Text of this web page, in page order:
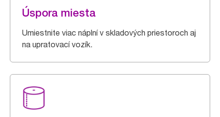
Úspora miesta
Umiestnite viac náplní v skladových priestoroch aj
na upratovací vozík.